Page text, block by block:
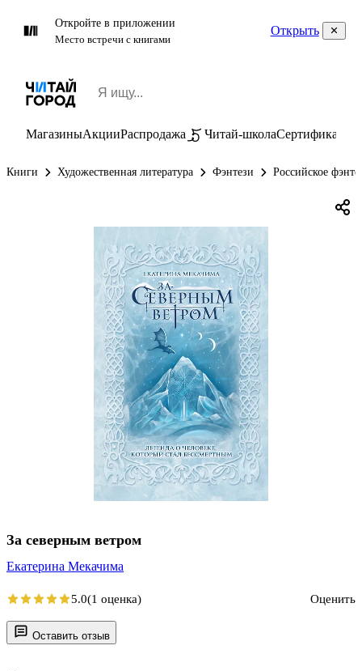
Откройте в приложении
Место встречи с книгами
Открыть
МагазиныАкцииРаспродажа Читай-школаСертификаты
Книги Художественная литература Фэнтези Российское
Оставить отзыв
За северным ветром
Екатерина Мекачима
5.0(1 оценка) Оценить